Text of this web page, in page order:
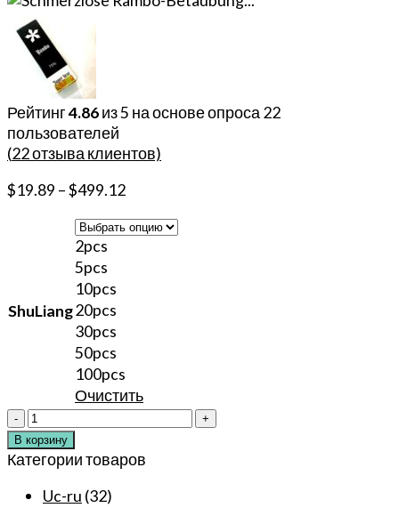
Рейтинг4.86из 5 на основе опроса22
пользователей
(22отзыва клиентов)
$19.89 –$499.12
ShuLiang
2pcs
5pcs
10pcs
20pcs
30pcs
50pcs
100pcs
Очистить
Количество
товара
75%
обезболивающая
В корзину
Категории товаров
Uc-ru (32)